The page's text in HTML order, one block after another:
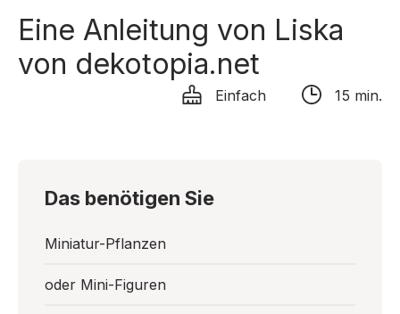
Eine Anleitung von Liska
von dekotopia.net
Einfach 15 min.
Das benötigen Sie
Miniatur-Pflanzen
oder Mini-Figuren